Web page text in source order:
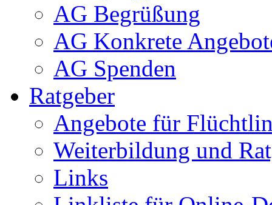
AG Begrüßung
AG Konkrete
AG Spenden
Ratgeber
Angebote für
Weiterbildung und
Links